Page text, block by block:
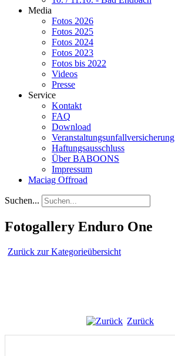
Media
Fotos 2026
Fotos 2025
Fotos 2024
Fotos 2023
Fotos bis 2022
Videos
Presse
Service
Kontakt
FAQ
Download
Veranstaltungsunfallversicherung
Haftungsausschluss
Über BABOONS
Impressum
Maciag Offroad
Suchen...
Fotogallery Enduro One
Zurück zur Kategorieübersicht
Zurück